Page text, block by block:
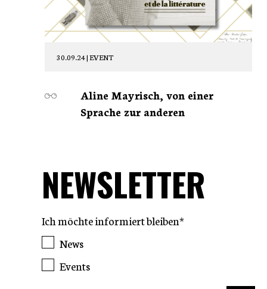
30.09.24 |EVENT
Aline Mayrisch, von einer
Sprache zur anderen
NEWSLETTER
Ich möchte informiert bleiben*
News
Events